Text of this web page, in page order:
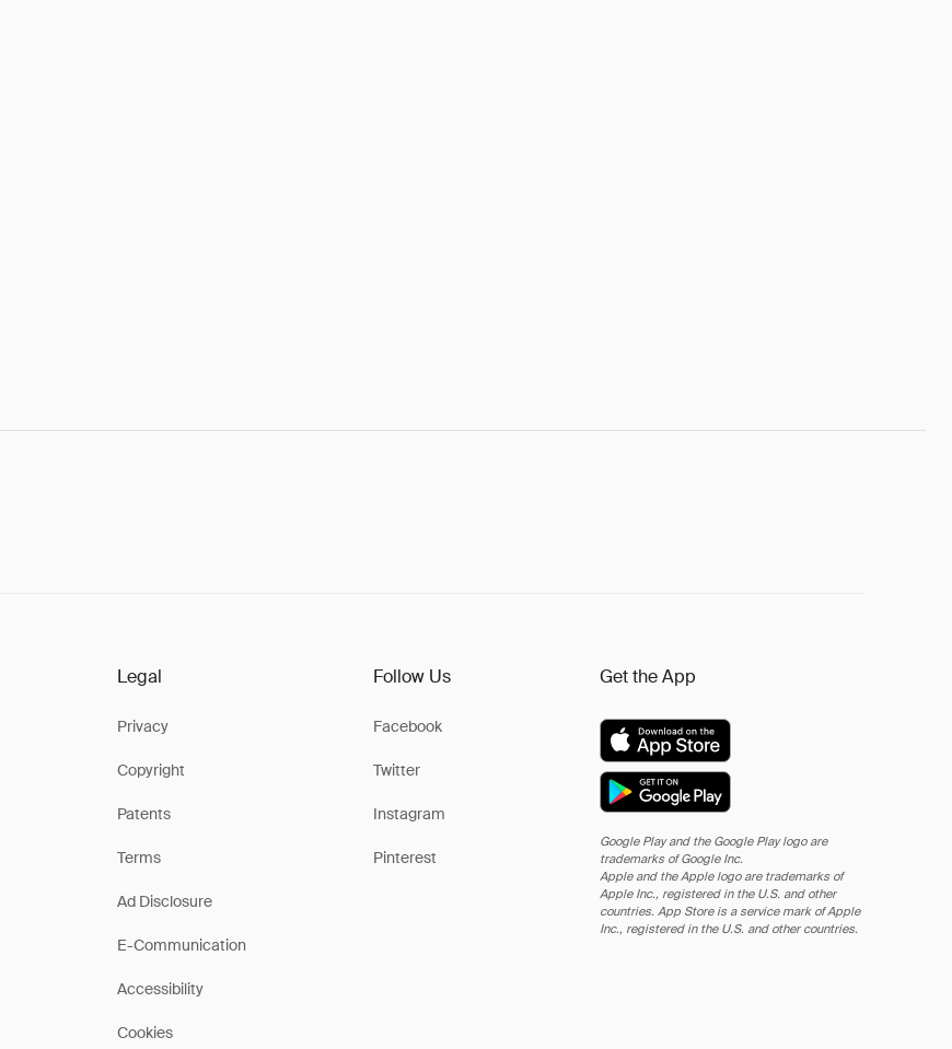
Legal
Privacy
Copyright
Patents
Terms
Ad Disclosure
E-Communication
Accessibility
Cookies
Follow Us
Facebook
Twitter
Instagram
Pinterest
Get the App
Google Play and the Google Play logo are
trademarks of Google Inc.
Apple and the Apple logo are trademarks of
Apple Inc., registered in the U.S. and other
countries. App Store is a service mark of Apple
Inc., registered in the U.S. and other countries.